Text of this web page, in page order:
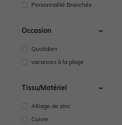
Personnalité Branchée
Occasion
Quotidien
vacances à la plage
Tissu/matériel
Alliage de zinc
Cuivre